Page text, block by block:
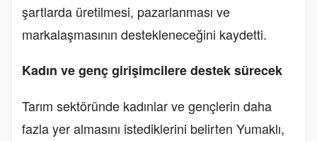
şartlarda üretilmesi, pazarlanması ve
markalaşmasının destekleneceğini kaydetti.
Kadın ve genç girişimcilere destek sürecek
Tarım sektöründe kadınlar ve gençlerin daha
fazla yer almasını istediklerini belirten Yumaklı,